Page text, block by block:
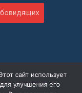
сайт использует
улучшения его